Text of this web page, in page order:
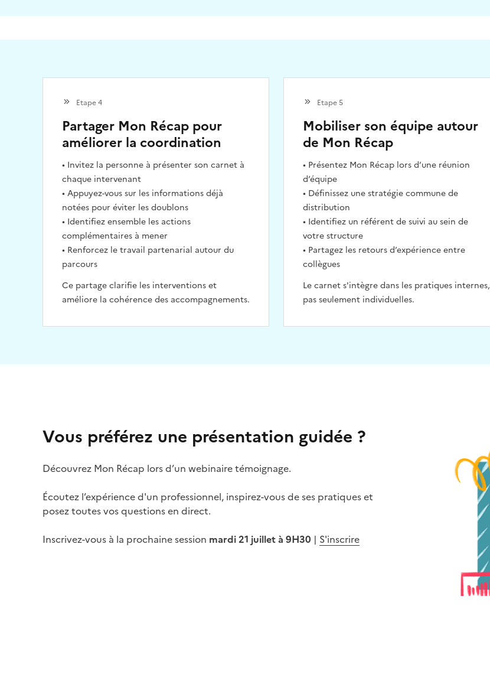
Partager Mon Récap pour
améliorer la coordination
• Invitez la personne à présenter son carnet à
chaque intervenant
• Appuyez-vous sur les informations déjà
notées pour éviter les doublons
• Identifiez ensemble les actions
complémentaires à mener
• Renforcez le travail partenarial autour du
parcours
Ce partage clarifie les interventions et
améliore la cohérence des accompagnements.
Etape 4
Mobiliser son équipe autour
de Mon Récap
• Présentez Mon Récap lors d’une réunion
d’équipe
• Définissez une stratégie commune de
distribution
• Identifiez un référent de suivi au sein de
votre structure
• Partagez les retours d’expérience entre
collègues
Le carnet s'intègre dans les pratiques internes,
pas seulement individuelles.
Etape 5
Vous préférez une présentation guidée ?
Découvrez Mon Récap lors d’un webinaire témoignage.
Écoutez l’expérience d'un professionnel, inspirez-vous de ses pratiques et
posez toutes vos questions en direct.
Inscrivez-vous à la prochaine session mardi 21 juillet à 9H30 | S'inscrire